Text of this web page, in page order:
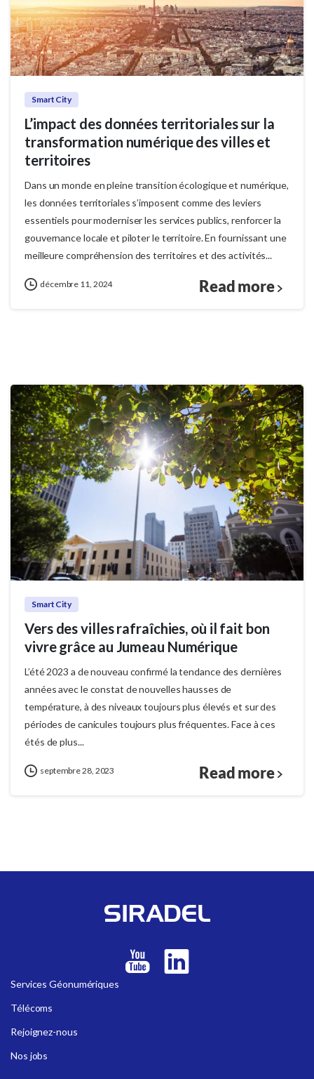
Smart City
L’impact des données territoriales sur la
transformation numérique des villes et
territoires
Dans un monde en pleine transition écologique et numérique,
les données territoriales s’imposent comme des leviers
essentiels pour moderniser les services publics, renforcer la
gouvernance locale et piloter le territoire. En fournissant une
meilleure compréhension des territoires et des activités...
décembre 11, 2024 Read more
Smart City
Vers des villes rafraîchies, où il fait bon
vivre grâce au Jumeau Numérique
L’été 2023 a de nouveau confirmé la tendance des dernières
années avec le constat de nouvelles hausses de
température, à des niveaux toujours plus élevés et sur des
périodes de canicules toujours plus fréquentes. Face à ces
étés de plus...
septembre 28, 2023 Read more
Services Géonumériques
Télécoms
Rejoignez-nous
Nos jobs